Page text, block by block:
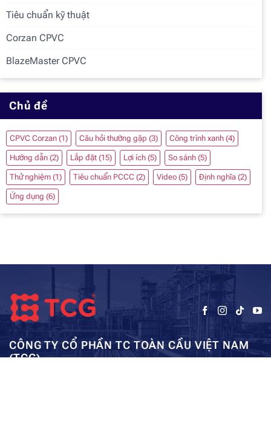
Tiêu chuẩn kỹ thuật
Corzan CPVC
BlazeMaster CPVC
Chủ đề
CPVC Corzan (1) Câu hỏi thường gặp (3) Công trình xanh (4)
Hướng dẫn (2) Lắp đặt (15) Lợi ích (5) So sánh (5)
Thử nghiệm (1) Tiêu chuẩn PCCC (2) Video (5) Định nghĩa (2)
Ứng dụng (6)
CÔNG TY CỔ PHẦN TC TOÀN CẦU VIỆT NAM
(TCG)